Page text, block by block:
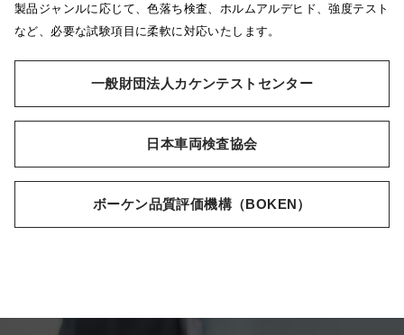
製品ジャンルに応じて、色落ち検査、ホルムアルデヒド、強度テスト
など、必要な試験項目に柔軟に対応いたします。
一般財団法人カケンテストセンター
日本車両検査協会
ボーケン品質評価機構（BOKEN）